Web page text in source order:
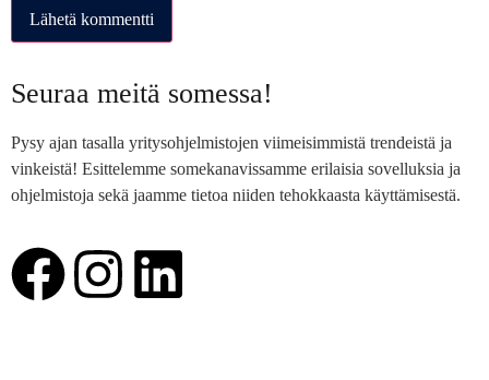
Seuraa meitä somessa!
Pysy ajan tasalla yritysohjelmistojen viimeisimmistä trendeistä ja
vinkeistä! Esittelemme somekanavissamme erilaisia sovelluksia ja
ohjelmistoja sekä jaamme tietoa niiden tehokkaasta käyttämisestä.